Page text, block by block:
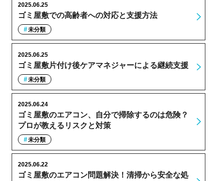
ゴミ屋敷での高齢者への対応と支援方法
2025.06.25
未分類
ゴミ屋敷片付け後ケアマネジャーによる継続支援
2025.06.25
未分類
ゴミ屋敷のエアコン、自分で掃除するのは危険？
プロが教えるリスクと対策
2025.06.24
未分類
ゴミ屋敷のエアコン問題解決！清掃から安全な処
2025.06.22